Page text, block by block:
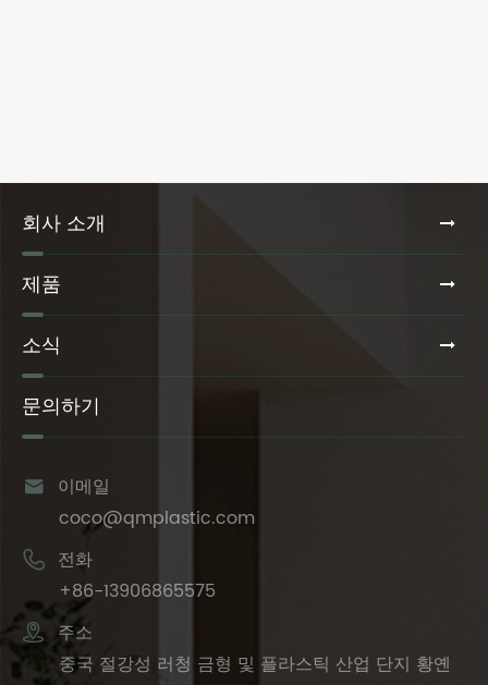
회사 소개
제품
소식
문의하기
 이메일
coco@qmplastic.com
 전화
+86-13906865575
 주소
중국 절강성 러청 금형 및 플라스틱 산업 단지 황옌